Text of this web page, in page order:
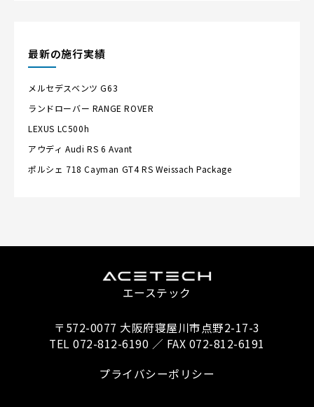
最新の施行実績
メルセデスベンツ G63
ランドローバー RANGE ROVER
LEXUS LC500h
アウディ Audi RS 6 Avant
ポルシェ 718 Cayman GT4 RS Weissach Package
エーステック
〒572-0077 大阪府寝屋川市点野2-17-3
TEL 072-812-6190 ／ FAX 072-812-6191
プライバシーポリシー